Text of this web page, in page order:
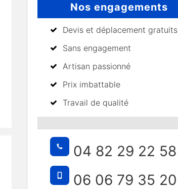
Nos engagements
Devis et déplacement gratuits
Sans engagement
Artisan passionné
Prix imbattable
Travail de qualité
04 82 29 22 58
06 06 79 35 20